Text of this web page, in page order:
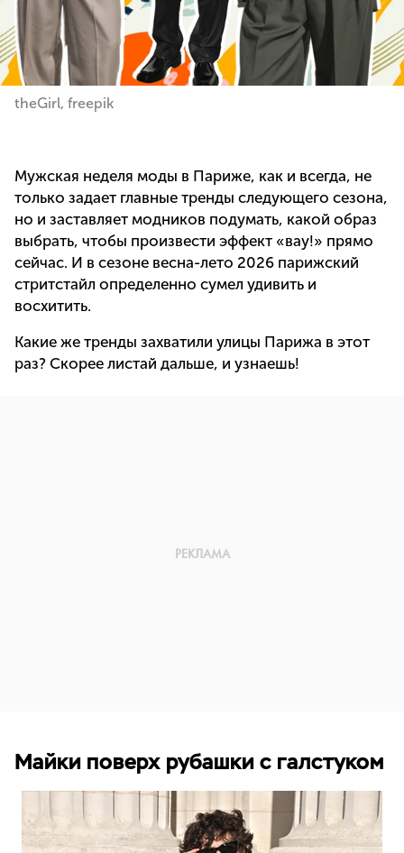
theGirl, freepik
Мужская неделя моды в Париже, как и всегда, не
только задает главные тренды следующего сезона,
но и заставляет модников подумать, какой образ
выбрать, чтобы произвести эффект «вау!» прямо
сейчас. И в сезоне весна-лето 2026 парижский
стритстайл определенно сумел удивить и
восхитить.
Какие же тренды захватили улицы Парижа в этот
раз? Скорее листай дальше, и узнаешь!
Майки поверх рубашки с галстуком